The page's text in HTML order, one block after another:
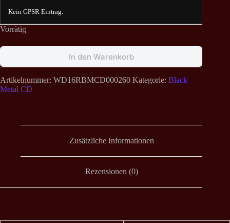
Kein GPSR Eintrag.
Vorrätig
In den Warenkorb
Artikelnummer: WD16RBMCD000260 Kategorie: Black
Metal CD
Zusätzliche Informationen
Rezensionen (0)